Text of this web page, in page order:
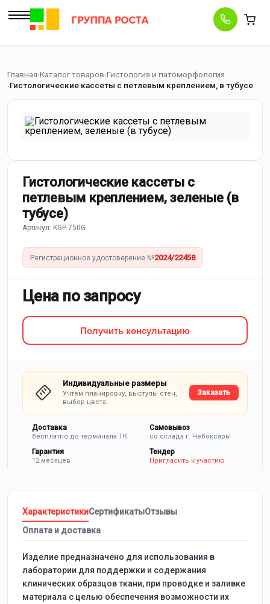
Главная Каталог товаров Гистология и патоморфология
Гистологические кассеты с петлевым креплением, в тубусе
Гистологические кассеты с
петлевым креплением, зеленые (в
тубусе)
Артикул: KGР-750G
Регистрационное удостоверение №2024/22458
Цена по запросу
Получить консультацию
Индивидуальные размеры
Учтём планировку, выступы стен,
выбор цвета.
Заказать
Доставка
бесплатно до терминала ТК
Самовывоз
со склада г. Чебоксары
Гарантия
12 месяцев
Тендер
Пригласить к участию
ХарактеристикиСертификатыОтзывы
Оплата и доставка
Изделие предназначено для использования в
лаборатории для поддержки и содержания
клинических образцов ткани, при проводке и заливке
материала с целью обеспечения возможности их